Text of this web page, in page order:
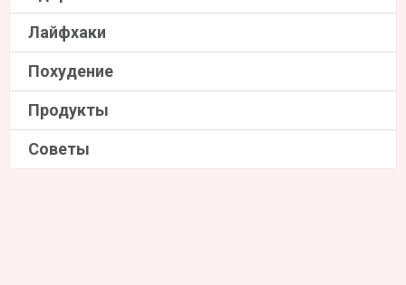
Лайфхаки
Похудение
Продукты
Советы